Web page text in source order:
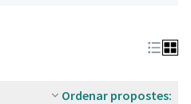
Ordenar propostes: